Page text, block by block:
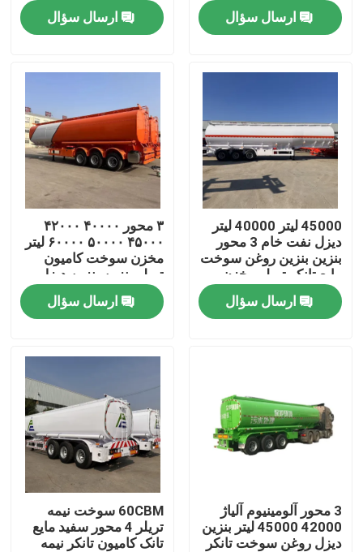
محصولات
فیلم های
درباره ما
تور کارخانه
درخواست نقل قول
کامیون های زباله برداری استفاده شده
کامیون های تخلیه کننده دست دوم
ارسال سؤال
ارسال سؤال
45000 لیتر 40000 لیتر
دیزل نفت خام 3 محور
بنزین بنزین روغن سوخت
مایع تانکر تریلر مخزن
نیمه تریلر
ارسال سؤال
۳ محور ۴۰۰۰۰ ۴۲۰۰۰
۴۵۰۰۰ ۵۰۰۰۰ ۶۰۰۰۰ لیتر
مخزن سوخت کامیون
تریلر بنزین بنزین دیزل
مخزن روغن مخزن
سوخت ارسال سؤال
3 محور آلومینیوم آلیاژ
42000 45000 لیتر بنزین
دیزل روغن سوخت تانکر
60CBM سوخت نیمه
تریلر 4 محور سفید مایع
تانک کامیون تانکر نیمه